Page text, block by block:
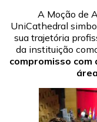
A Moção de
UniCathedral
sua trajetória
da instituição
compromisso